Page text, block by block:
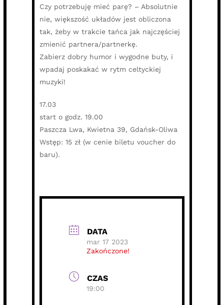
Czy potrzebuję mieć parę? – Absolutnie
nie, większość układów jest obliczona
tak, żeby w trakcie tańca jak najczęściej
zmienić partnera/partnerkę.
Zabierz dobry humor i wygodne buty, i
wpadaj poskakać w rytm celtyckiej
muzyki!
17.03
start o godz. 19.00
Paszcza Lwa, Kwietna 39, Gdańsk-Oliwa
Wstęp: 15 zł (w cenie biletu voucher do
baru).
DATA
mar 17 2023
Zakończone!
CZAS
19:00